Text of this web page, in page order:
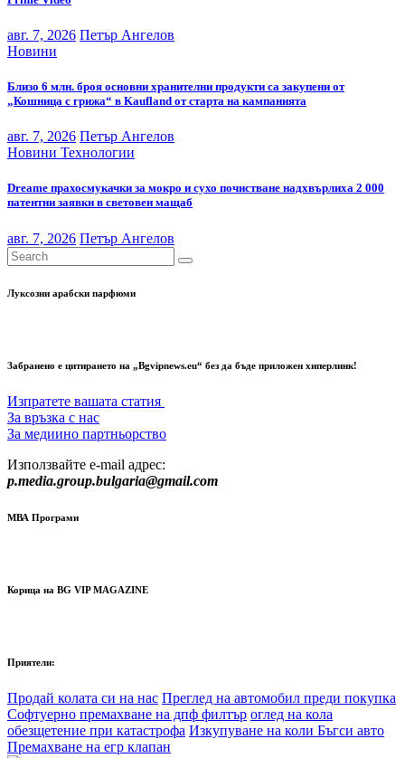
авг. 7, 2026 Петър Ангелов
Новини
Близо 6 млн. броя основни хранителни продукти са закупени от
„Кошница с грижа“ в Kaufland от старта на кампанията
авг. 7, 2026 Петър Ангелов
Новини Технологии
Dreame прахосмукачки за мокро и сухо почистване надхвърлиха 2 000
патентни заявки в световен мащаб
авг. 7, 2026 Петър Ангелов
Луксозни арабски парфюми
Забранено е цитирането на „Bgvipnews.eu“ без да бъде приложен хиперлинк!
Изпратете вашата статия
За връзка с нас
За медиино партньорство
Използвайте e-mail адрес:
p.media.group.bulgaria@gmail.com
МВА Програми
Корица на BG VIP MAGAZINE
Приятели:
Продай колата си на нас Преглед на автомобил преди покупка
Софтуерно премахване на дпф филтър оглед на кола
обезщетение при катастрофа Изкупуване на коли Бъгси авто
Премахване на егр клапан